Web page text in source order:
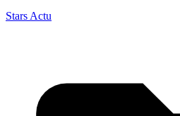
Stars Actu